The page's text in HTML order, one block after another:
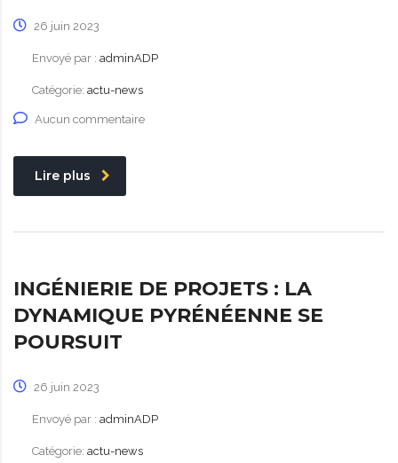
26 juin 2023
Envoyé par : adminADP
Catégorie: actu-news
Aucun commentaire
Lire plus
INGÉNIERIE DE PROJETS : LA
DYNAMIQUE PYRÉNÉENNE SE
POURSUIT
26 juin 2023
Envoyé par : adminADP
Catégorie: actu-news